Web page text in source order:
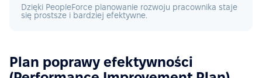
Dzięki PeopleForce planowanie rozwoju pracownika staje
się prostsze i bardziej efektywne.
Plan poprawy efektywności